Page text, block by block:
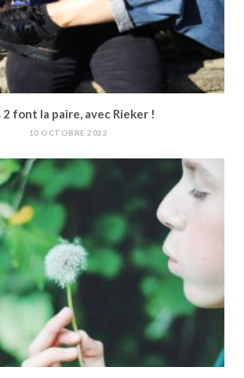
2 font la paire, avec Rieker !
10 OCTOBRE 2022